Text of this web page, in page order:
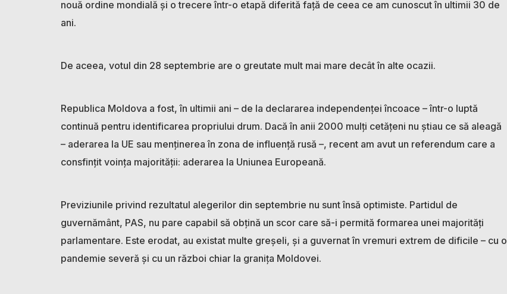
nouă ordine mondială și o trecere într-o etapă diferită față de ceea ce am cunoscut în ultimii 30 de
ani.
De aceea, votul din 28 septembrie are o greutate mult mai mare decât în alte ocazii.
Republica Moldova a fost, în ultimii ani – de la declararea independenței încoace – într-o luptă
continuă pentru identificarea propriului drum. Dacă în anii 2000 mulți cetățeni nu știau ce să aleagă
– aderarea la UE sau menținerea în zona de influență rusă –, recent am avut un referendum care a
consfințit voința majorității: aderarea la Uniunea Europeană.
Previziunile privind rezultatul alegerilor din septembrie nu sunt însă optimiste. Partidul de
guvernământ, PAS, nu pare capabil să obțină un scor care să-i permită formarea unei majorități
parlamentare. Este erodat, au existat multe greșeli, și a guvernat în vremuri extrem de dificile – cu o
pandemie severă și cu un război chiar la granița Moldovei.